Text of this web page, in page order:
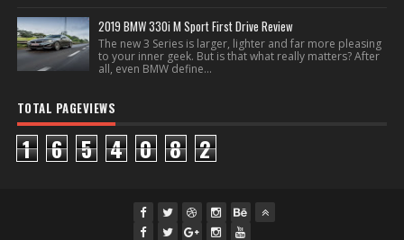
2019 BMW 330i M Sport First Drive Review
The new 3 Series is larger, lighter and far more pleasing
to your inner geek. But is that what really matters? After
all, even BMW define...
TOTAL PAGEVIEWS
1 6 5 4 0 8 2